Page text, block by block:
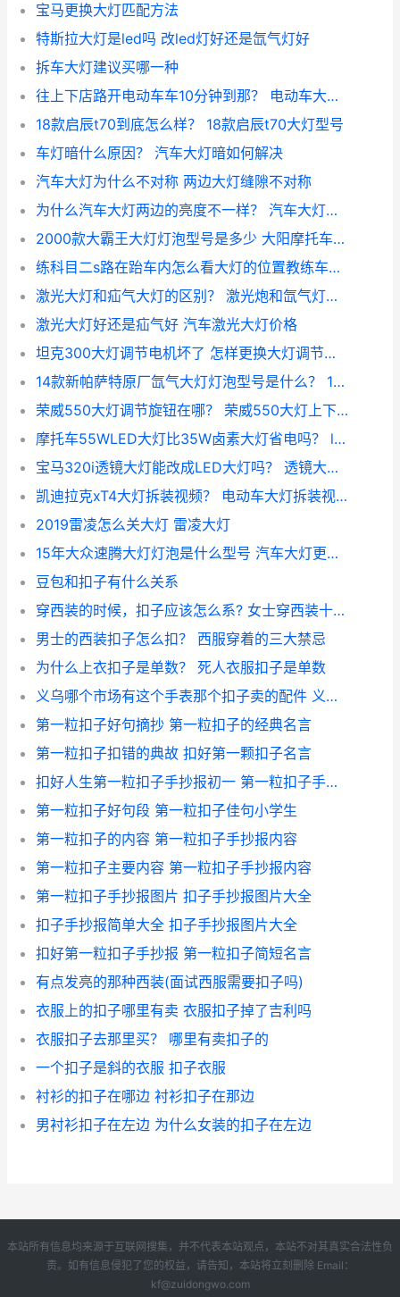
宝马更换大灯匹配方法
特斯拉大灯是led吗 改led灯好还是氙气灯好
拆车大灯建议买哪一种
往上下店路开电动车车10分钟到那？ 电动车大灯往上照怎么调
18款启辰t70到底怎么样？ 18款启辰t70大灯型号
车灯暗什么原因？ 汽车大灯暗如何解决
汽车大灯为什么不对称 两边大灯缝隙不对称
为什么汽车大灯两边的亮度不一样？ 汽车大灯亮度
2000款大霸王大灯灯泡型号是多少 大阳摩托车灯泡型号
练科目二s路在跆车内怎么看大灯的位置教练车车灯 在这个位置怎样使用灯光
激光大灯和疝气大灯的区别？ 激光炮和氙气灯哪个好
激光大灯好还是疝气好 汽车激光大灯价格
坦克300大灯调节电机坏了 怎样更换大灯调节马达
14款新帕萨特原厂氙气大灯灯泡型号是什么？ 15款帕萨特大灯型号
荣威550大灯调节旋钮在哪？ 荣威550大灯上下调节
摩托车55WLED大灯比35W卤素大灯省电吗？ led和卤素大灯的优缺点
宝马320i透镜大灯能改成LED大灯吗？ 透镜大灯和led大灯哪个好
凯迪拉克xT4大灯拆装视频？ 电动车大灯拆装视频
2019雷凌怎么关大灯 雷凌大灯
15年大众速腾大灯灯泡是什么型号 汽车大灯更换灯泡教程
豆包和扣子有什么关系
穿西装的时候，扣子应该怎么系? 女士穿西装十大忌
男士的西装扣子怎么扣？ 西服穿着的三大禁忌
为什么上衣扣子是单数？ 死人衣服扣子是单数
义乌哪个市场有这个手表那个扣子卖的配件 义乌二手三轮车交易市场
第一粒扣子好句摘抄 第一粒扣子的经典名言
第一粒扣子扣错的典故 扣好第一颗扣子名言
扣好人生第一粒扣子手抄报初一 第一粒扣子手抄报图片
第一粒扣子好句段 第一粒扣子佳句小学生
第一粒扣子的内容 第一粒扣子手抄报内容
第一粒扣子主要内容 第一粒扣子手抄报内容
第一粒扣子手抄报图片 扣子手抄报图片大全
扣子手抄报简单大全 扣子手抄报图片大全
扣好第一粒扣子手抄报 第一粒扣子简短名言
有点发亮的那种西装(面试西服需要扣子吗)
衣服上的扣子哪里有卖 衣服扣子掉了吉利吗
衣服扣子去那里买？ 哪里有卖扣子的
一个扣子是斜的衣服 扣子衣服
衬衫的扣子在哪边 衬衫扣子在那边
男衬衫扣子在左边 为什么女装的扣子在左边
本站所有信息均来源于互联网搜集，并不代表本站观点，本站不对其真实合法性负
责。如有信息侵犯了您的权益，请告知，本站将立刻删除 Email：
kf@zuidongwo.com